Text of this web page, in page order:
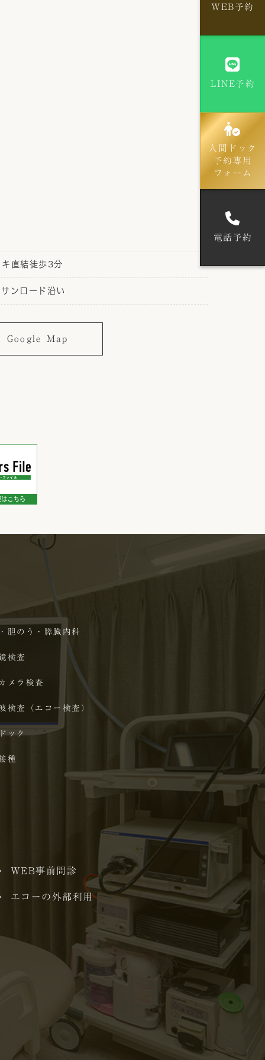
WEB予約
LINE予約
人間ドック
予約専用
フォーム
電話予約
直結徒歩3分
ンロード沿い
Google Map
胆のう・膵臓内科
検査
メラ検査
検査（エコー検査）
ック
種
WEB事前問診
エコーの外部利用